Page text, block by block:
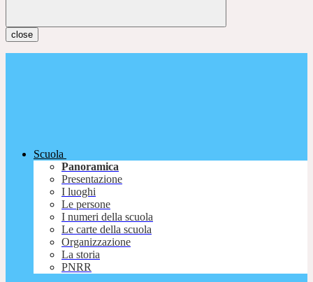
close
Scuola
Panoramica
Presentazione
I luoghi
Le persone
I numeri della scuola
Le carte della scuola
Organizzazione
La storia
PNRR